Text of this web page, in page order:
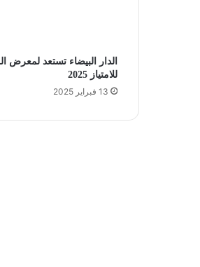
الدار البيضاء تستعد لمعرض
للامتياز 2025
13 فبراير 2025